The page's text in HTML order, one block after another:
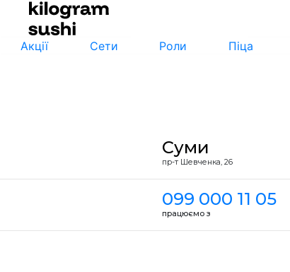
Акції Сети Роли Піца
Суми
пр-т Шевченка, 26
099 000 11 05
працюємо з